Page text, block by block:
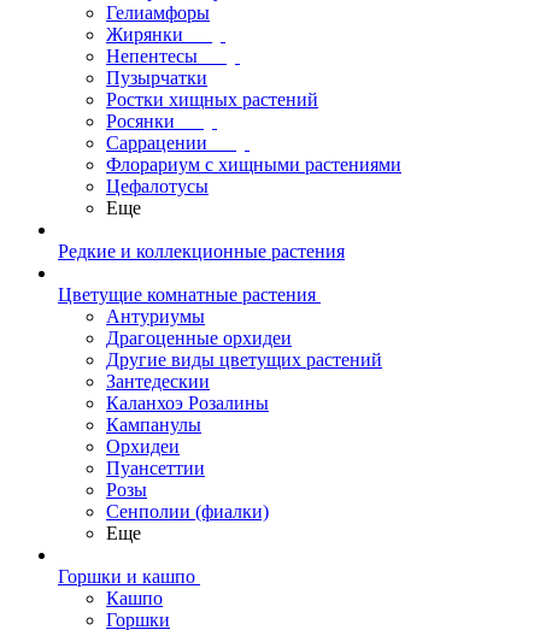
Гелиамфоры
Жирянки
Непентесы
Пузырчатки
Ростки хищных растений
Росянки
Саррацении
Флорариум с хищными растениями
Цефалотусы
Еще
Редкие и коллекционные растения
Цветущие комнатные растения
Антуриумы
Драгоценные орхидеи
Другие виды цветущих растений
Зантедескии
Каланхоэ Розалины
Кампанулы
Орхидеи
Пуансеттии
Розы
Сенполии (фиалки)
Еще
Горшки и кашпо
Кашпо
Горшки